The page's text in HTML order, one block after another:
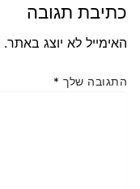
כתיבת תגובה
האימייל לא יוצג באתר.
התגובה שלך *